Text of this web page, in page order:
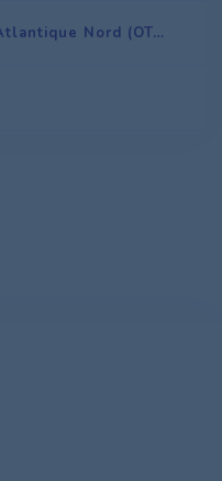
Organisation du traité de l’Atlantique Nord (OTAN)